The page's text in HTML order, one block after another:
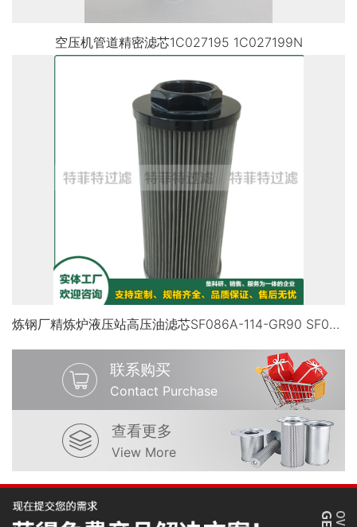
空压机管道精密滤芯1C027195 1C027199N
炼钢厂精炼炉液压站高压油滤芯SF086A-114-GR90 SF046B-12-GR90
联系购买
Contact Purchase
查看更多
View More